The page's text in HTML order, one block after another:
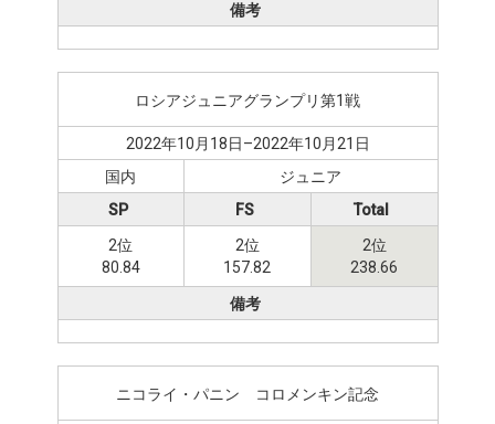
備考
ロシアジュニアグランプリ第1戦
2022年10月18日–2022年10月21日
国内
ジュニア
SP
2位
80.84
FS
2位
157.82
Total
2位
238.66
備考
ニコライ・パニン゠コロメンキン記念